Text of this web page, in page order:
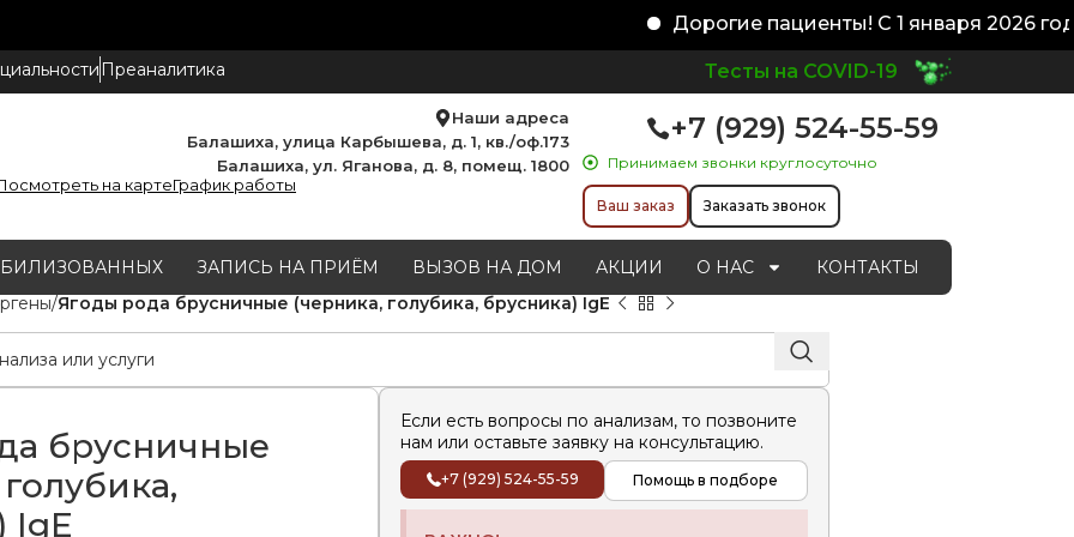
Дорогие пациенты! С 1 января 2026
Преаналитика Тесты на COVID-19
Наши адреса
Балашиха, улица Карбышева, д. 1, кв./оф.173
Балашиха, ул. Яганова, д. 8, помещ. 1800
на картеГрафик работы
+7 (929) 524-55-59
Принимаем звонки круглосуточно
Ваш заказ Заказать звонок
ЗАПИСЬ НА ПРИЁМ ВЫЗОВ НА ДОМ АКЦИИ О НАС
КОНТАКТЫ
Ягоды рода брусничные (черника, голубика, брусника) IgE
брусничные
IgE
Если есть вопросы по анализам, то позвоните
нам или оставьте заявку на консультацию.
+7 (929) 524-55-59 Помощь в подборе